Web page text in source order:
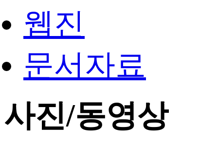
웹진
문서자료
사진/동영상